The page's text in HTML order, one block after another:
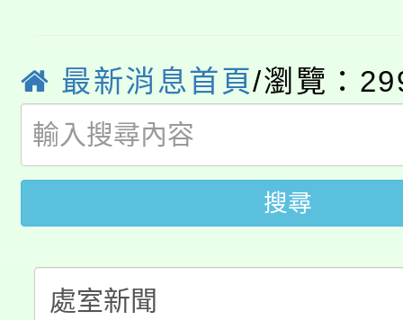
版
公告本校115學年度第
代理(課)教師甄選結果(
「2026金融保險知識
車」活動
桃園市115學年度學生
生本土語及新住民語歌
公告本校115學年度第
代理(課)教師甄選結果(
轉知中國文化大學推廣
最新消息首頁/瀏覽：
搜尋